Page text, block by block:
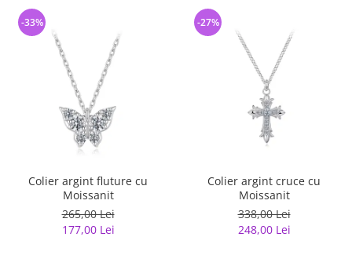
Colier argint fluture cu
Moissanit
265,00 Lei
177,00 Lei
-33%
Colier argint cruce cu
Moissanit
338,00 Lei
248,00 Lei
-27%